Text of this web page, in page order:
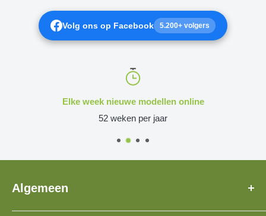
Volg ons op Facebook 5.200+ volgers
Elke week nieuwe modellen online
52 weken per jaar
Algemeen